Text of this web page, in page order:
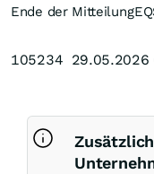
Ende der Mitteilung
105234 29.05.2026